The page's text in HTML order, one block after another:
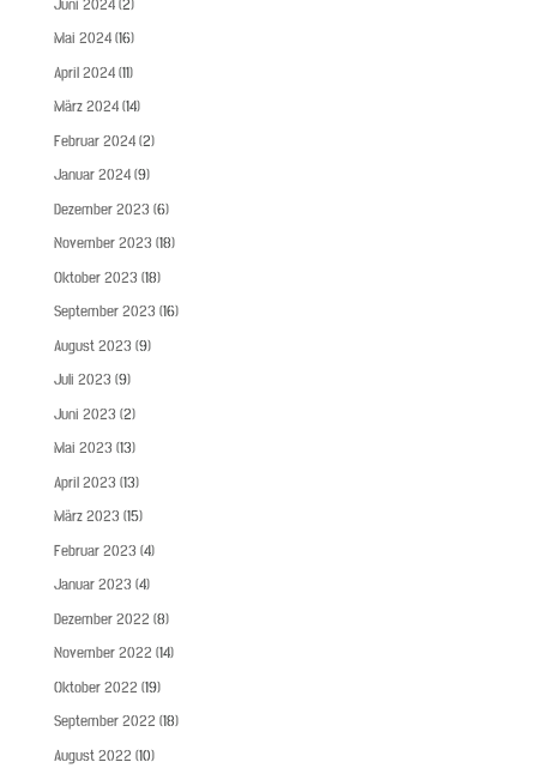
Juni 2024(2)
Mai 2024(16)
April 2024(11)
März 2024(14)
Februar 2024(2)
Januar 2024(9)
Dezember 2023 (6)
November 2023 (18)
Oktober 2023 (18)
September 2023 (16)
August 2023 (9)
Juli 2023 (9)
Juni 2023 (2)
Mai 2023 (13)
April 2023 (13)
März 2023 (15)
Februar 2023 (4)
Januar 2023 (4)
Dezember 2022 (8)
November 2022 (14)
Oktober 2022 (19)
September 2022 (18)
August 2022 (10)